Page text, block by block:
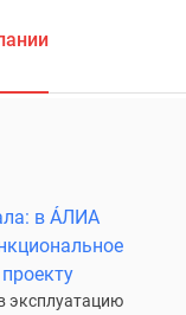
в ÁЛИA
эксплуатацию